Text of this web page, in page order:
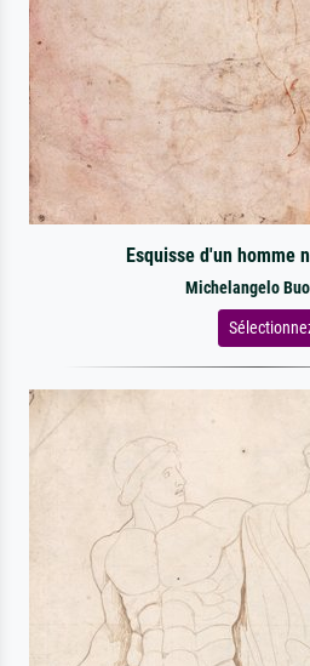
Esquisse d'un homme
Michelangelo